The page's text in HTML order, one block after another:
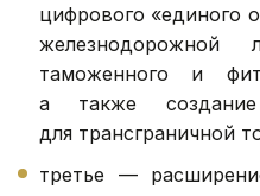
цифрового «единого
железнодорожной
таможенного и
а также
для трансграничной
третье —